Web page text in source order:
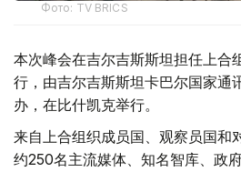
Фото: TV BRICS
本次峰会在吉尔吉斯斯坦担任上合
行，由吉尔吉斯斯坦卡巴尔国家通
办，在比什凯克举行。
来自上合组织成员国、观察员国和
约250名主流媒体、知名智库、政